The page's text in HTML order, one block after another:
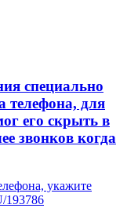
специально
телефона, для
его скрыть в
звонков когда
укажите
193786